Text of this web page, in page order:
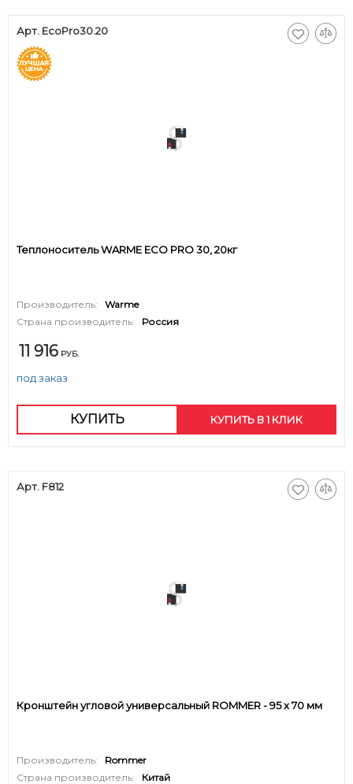
Арт. EcoPro30.20
Теплоноситель WARME ECO PRO 30, 20кг
Производитель:
Warme
Страна производитель:
Россия
11 916 РУБ.
под заказ
КУПИТЬ КУПИТЬ В 1 КЛИК
Арт. F812
Кронштейн угловой универсальный ROMMER - 95 x 70 мм
Производитель:
Rommer
Страна производитель:
Китай